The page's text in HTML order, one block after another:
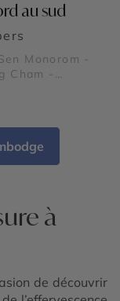
au sud
Monorom -
Cham -
à
de découvrir